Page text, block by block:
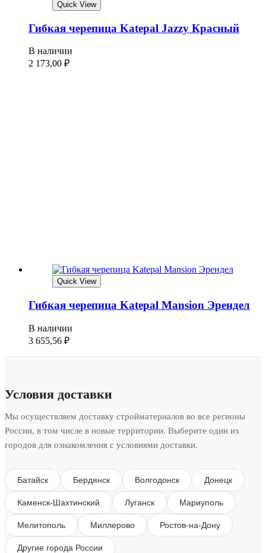
Quick View
Гибкая черепица Katepal Jazzy Красный
В наличии
2 173,00 ₽
Quick View
Гибкая черепица Katepal Mansion Эрендел
В наличии
3 655,56 ₽
Условия доставки
Мы осуществляем доставку стройматериалов во все регионы
России, в том числе в новые территории. Выберите один из
городов для ознакомления с условиями доставки.
Батайск Бердянск Волгодонск Донецк
Каменск-Шахтинский Луганск Мариуполь
Мелитополь Миллерово Ростов-на-Дону
Другие города России